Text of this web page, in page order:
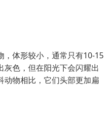
，体形较小，通常只有10-15
灰色，但在阳光下会闪耀出
动物相比，它们头部更加扁